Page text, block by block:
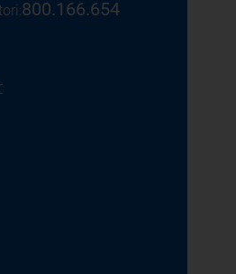
800.166.654